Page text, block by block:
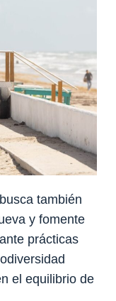
también
y fomente
prácticas
el equilibrio de